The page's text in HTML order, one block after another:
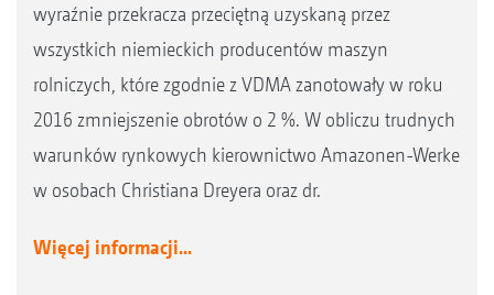
wyraźnie przekracza przeciętną uzyskaną przez
wszystkich niemieckich producentów maszyn
rolniczych, które zgodnie z VDMA zanotowały w roku
2016 zmniejszenie obrotów o 2 %. W obliczu trudnych
warunków rynkowych kierownictwo Amazonen-Werke
w osobach Christiana Dreyera oraz dr.
Więcej informacji...